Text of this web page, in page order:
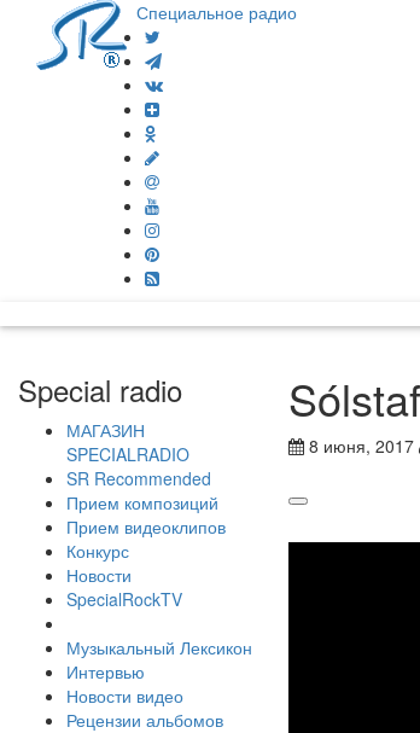
Специальное радио
Special radio
МАГАЗИН
SPECIALRADIO
SR Recommended
Прием композиций
Прием видеоклипов
Конкурс
Новости
SpecialRockTV
Музыкальный Лексикон
Интервью
Новости видео
Рецензии альбомов
8 июня, 2017